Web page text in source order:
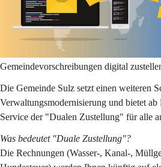
Gemeindevorschreibungen digital
Die Gemeinde Sulz setzt einen weiteren
Verwaltungsmodernisierung und bietet ab
Service der "Dualen Zustellung" für alle
Was bedeutet "Duale Zustellung"?
Die Rechnungen (Wasser-, Kanal-,